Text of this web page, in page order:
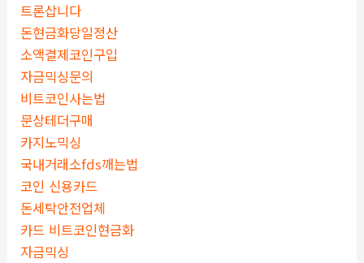
트론삽니다
돈현금화당일정산
소액결제코인구입
자금믹싱문의
비트코인사는법
문상테더구매
카지노믹싱
국내거래소fds깨는법
코인 신용카드
돈세탁안전업체
카드 비트코인현금화
자금믹싱